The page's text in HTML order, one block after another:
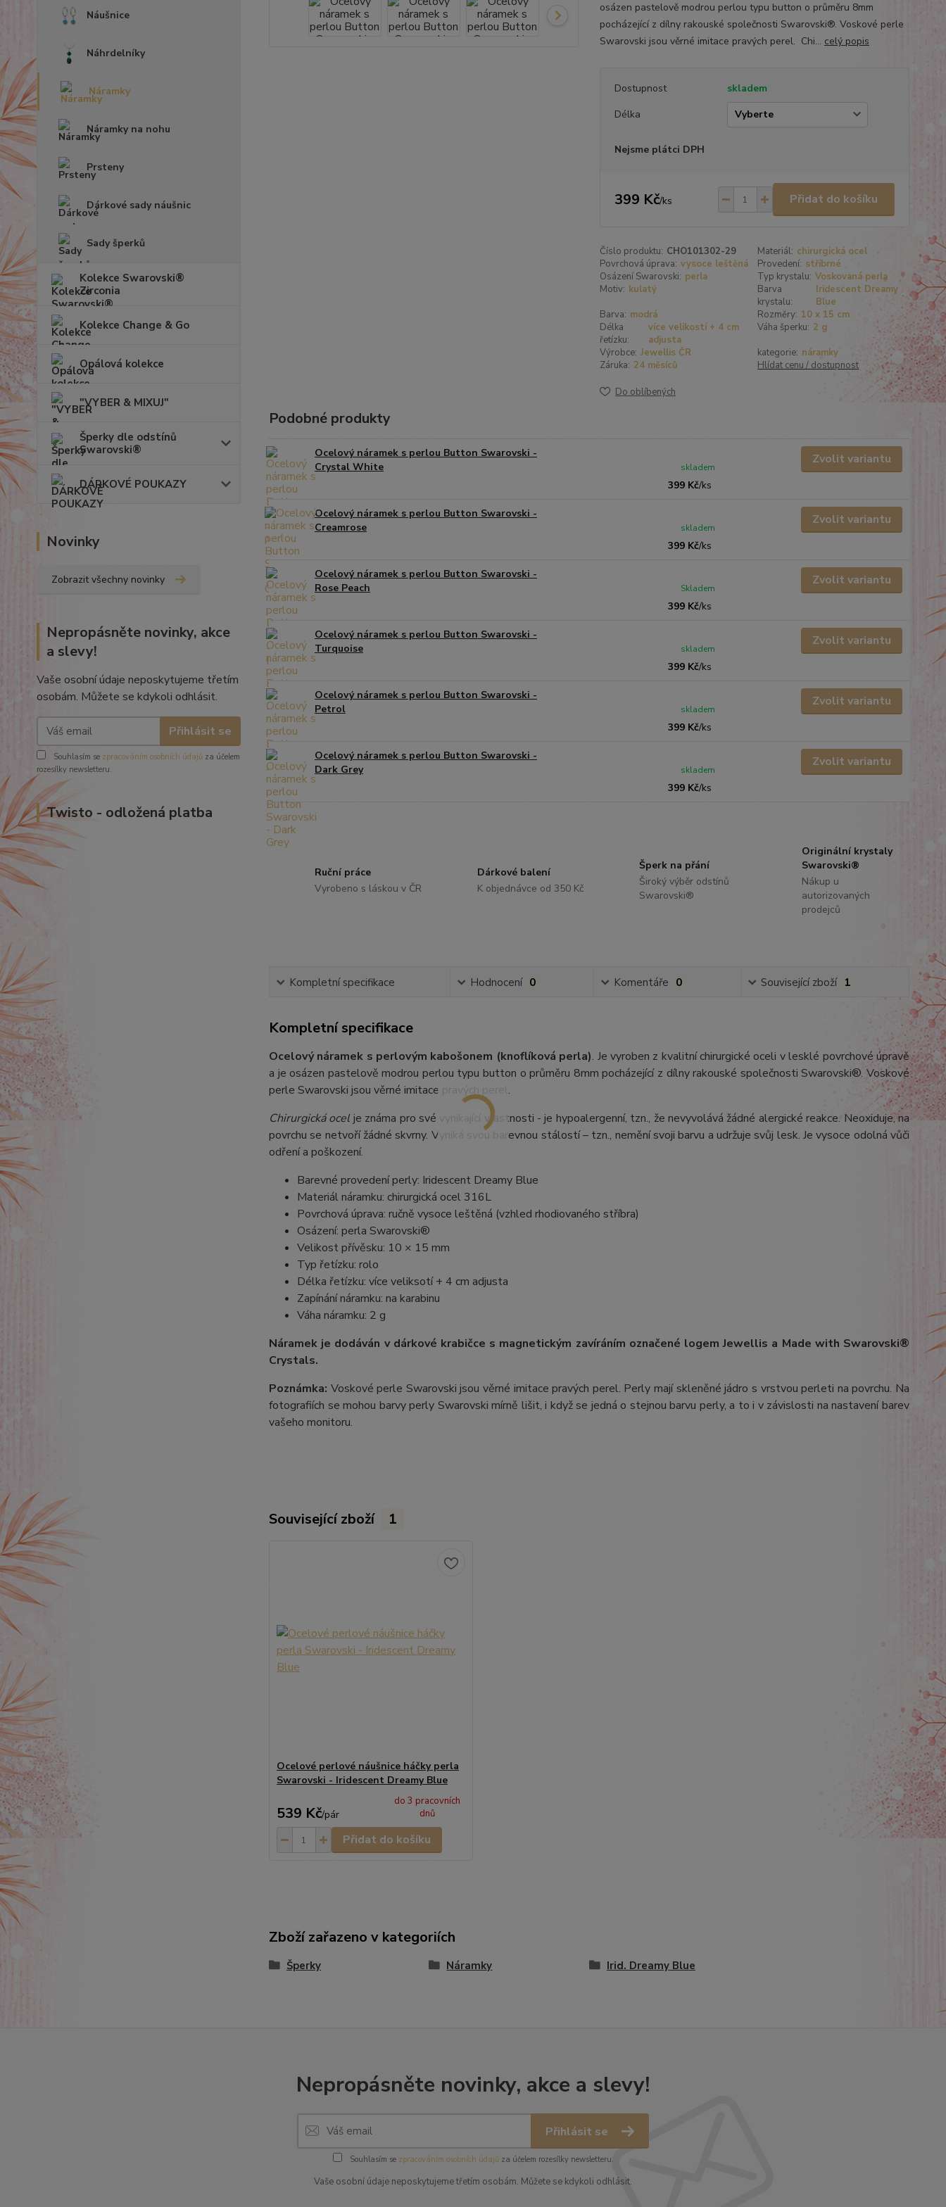
Náušnice
Náhrdelníky
Náramky
Náramky na nohu
Prsteny
Dárkové sady náušnic
Sady šperků
Kolekce Swarovski®
Zirconia
Kolekce Change & Go
Opálová kolekce
"VYBER & MIXUJ"
Šperky dle odstínů
Swarovski®
DÁRKOVÉ POUKAZY
Novinky
Zobrazit všechny novinky
Nepropásněte novinky, akce
a slevy!
Vaše osobní údaje neposkytujeme třetím
osobám. Můžete se kdykoli odhlásit.
Přihlásit se
Souhlasím se zpracováním osobních údajů za účelem
rozesílky newsletteru.
Twisto - odložená platba
osázen pastelově modrou perlou typu button o průměru 8mm
pocházející z dílny rakouské společnosti Swarovski®. Voskové perle
Swarovski jsou věrné imitace pravých perel. Chi... celý popis
Dostupnost
skladem
Délka
Nejsme plátci DPH
399 Kč/ks Přidat do košíku
Číslo produktu: CHO101302-29 Materiál: chirurgická ocel
Povrchová úprava: vysoce leštěná Provedení: stříbrné
Osázení Swarovski: perla Typ krystalu: Voskovaná perla
Motiv: kulatý
Barva
krystalu:
Iridescent Dreamy
Blue
Barva: modrá Rozměry: 10 x 15 cm
Délka
řetízku:
více velikostí + 4 cm
adjusta
Váha šperku: 2 g
Výrobce: Jewellis ČR kategorie: náramky
Záruka: 24 měsíců Hlídat cenu / dostupnost
Do oblíbených
Podobné produkty
Ocelový náramek s perlou Button Swarovski -
Crystal White
399 Kč/ks
skladem
Zvolit variantu
Ocelový náramek s perlou Button Swarovski -
Creamrose
399 Kč/ks
skladem
Zvolit variantu
Ocelový náramek s perlou Button Swarovski -
Rose Peach
399 Kč/ks
Skladem
Zvolit variantu
Ocelový náramek s perlou Button Swarovski -
Turquoise
399 Kč/ks
skladem
Zvolit variantu
Ocelový náramek s perlou Button Swarovski -
Petrol
399 Kč/ks
skladem
Zvolit variantu
Ocelový náramek s perlou Button Swarovski -
Dark Grey
399 Kč/ks
skladem
Zvolit variantu
Ruční práce
Vyrobeno s láskou v ČR
Dárkové balení
K objednávce od 350 Kč
Šperk na přání
Široký výběr odstínů
Swarovski®
Originální krystaly
Swarovski®
Nákup u
autorizovaných
prodejců
Kompletní specifikace Hodnocení 0 Komentáře 0 Související zboží 1
Kompletní specifikace
Ocelový náramek s perlovým kabošonem (knoflíková perla). Je vyroben z kvalitní chirurgické oceli v lesklé povrchové úpravě
a je osázen pastelově modrou perlou typu button o průměru 8mm pocházející z dílny rakouské společnosti Swarovski®. Voskové
perle Swarovski jsou věrné imitace pravých perel.
Chirurgická ocel je známa pro své vynikající vlastnosti - je hypoalergenní, tzn., že nevyvolává žádné alergické reakce. Neoxiduje, na
povrchu se netvoří žádné skvrny. Vyniká svou barevnou stálostí – tzn., nemění svoji barvu a udržuje svůj lesk. Je vysoce odolná vůči
odření a poškození.
Barevné provedení perly: Iridescent Dreamy Blue
Materiál náramku: chirurgická ocel 316L
Povrchová úprava: ručně vysoce leštěná (vzhled rhodiovaného stříbra)
Osázení: perla Swarovski®
Velikost přívěsku: 10 × 15 mm
Typ řetízku: rolo
Délka řetízku: více veliksotí + 4 cm adjusta
Zapínání náramku: na karabinu
Váha náramku: 2 g
Náramek je dodáván v dárkové krabičce s magnetickým zavíráním označené logem Jewellis a Made with Swarovski®
Crystals.
Poznámka: Voskové perle Swarovski jsou věrné imitace pravých perel. Perly mají skleněné jádro s vrstvou perleti na povrchu. Na
fotografiích se mohou barvy perly Swarovski mírně lišit, i když se jedná o stejnou barvu perly, a to i v závislosti na nastavení barev
vašeho monitoru.
Související zboží 1
Ocelové perlové náušnice háčky perla
Swarovski - Iridescent Dreamy Blue
539 Kč/pár
do 3 pracovních
dnů
Přidat do košíku
Zboží zařazeno v kategoriích
Šperky Náramky Irid. Dreamy Blue
Nepropásněte novinky, akce a slevy!
Přihlásit se
Souhlasím se zpracováním osobních údajů za účelem rozesílky newsletteru.
Vaše osobní údaje neposkytujeme třetím osobám. Můžete se kdykoli odhlásit.